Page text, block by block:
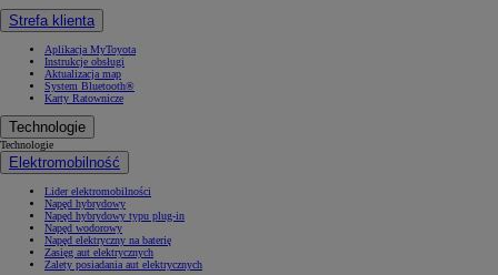
Strefa klienta
Aplikacja MyToyota
Instrukcje obsługi
Aktualizacja map
System Bluetooth®
Karty Ratownicze
Technologie
Technologie
Elektromobilność
Lider elektromobilności
Napęd hybrydowy
Napęd hybrydowy typu plug-in
Napęd wodorowy
Napęd elektryczny na baterię
Zasięg aut elektrycznych
Zalety posiadania aut elektrycznych